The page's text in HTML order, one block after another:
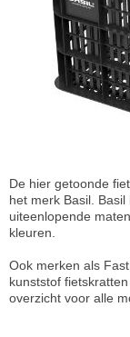
De hier getoonde
het merk Basil.
uiteenlopende
kleuren.
Ook merken als
kunststof
overzicht voor alle